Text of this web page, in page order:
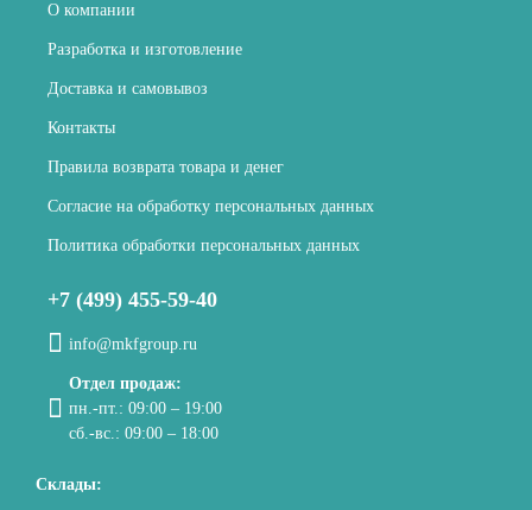
О компании
Разработка и изготовление
Доставка и самовывоз
Контакты
Правила возврата товара и денег
Согласие на обработку персональных данных
Политика обработки персональных данных
+7 (499) 455-59-40
info@mkfgroup.ru
Отдел продаж:
пн.-пт.: 09:00 – 19:00
сб.-вс.: 09:00 – 18:00
Склады: